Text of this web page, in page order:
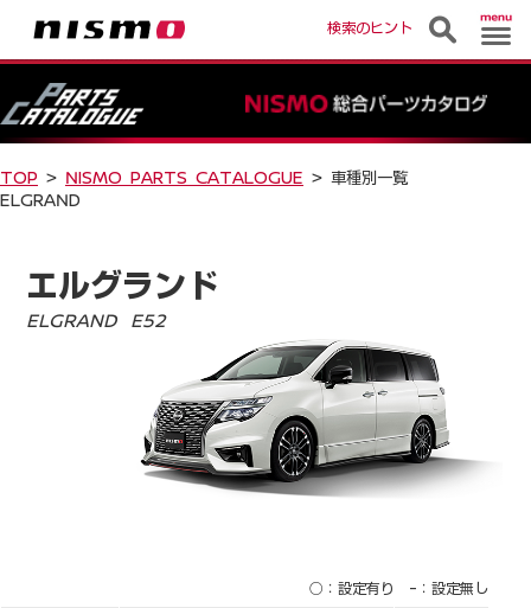
検索のヒント
TOP > NISMO PARTS CATALOGUE > 車種別一覧
ELGRAND
エルグランド
ELGRAND E52
○：設定有り -：設定無し